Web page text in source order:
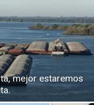
mejor estaremos